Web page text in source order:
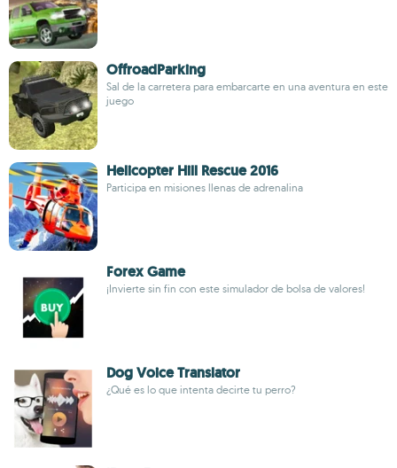
OffroadParking
Sal de la carretera para embarcarte en una aventura en este
juego
Helicopter Hill Rescue 2016
Participa en misiones llenas de adrenalina
Forex Game
¡Invierte sin fin con este simulador de bolsa de valores!
Dog Voice Translator
¿Qué es lo que intenta decirte tu perro?